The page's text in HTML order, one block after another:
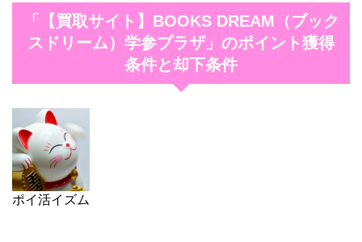
「【買取サイト】BOOKS DREAM（ブック
スドリーム）学参プラザ」のポイント獲得
条件と却下条件
ポイ活イズム